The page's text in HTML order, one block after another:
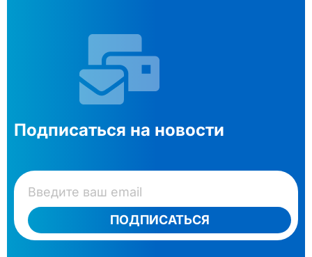
Подписаться на новости
ПОДПИСАТЬСЯ